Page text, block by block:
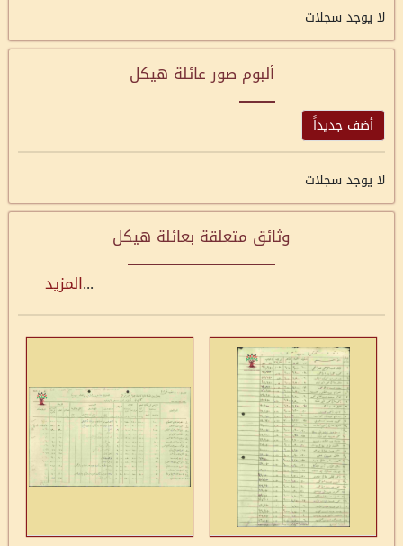
لا يوجد سجلات
ألبوم صور عائلة هيكل
أضف جديداً
لا يوجد سجلات
وثائق متعلقة بعائلة هيكل
...المزيد